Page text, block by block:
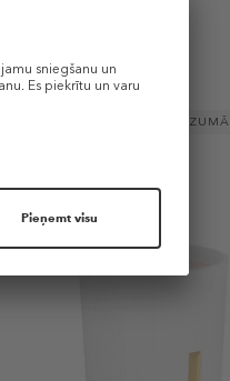
35,99 €
360 g (0,10 € / 1 g)
IEROBEŽOTĀ DAUDZUMĀ